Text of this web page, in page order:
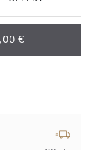
€